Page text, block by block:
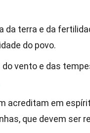
da terra e da
do povo.
do vento e das
acreditam em
que devem ser